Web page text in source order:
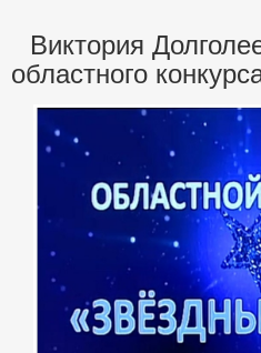
Виктория
областного